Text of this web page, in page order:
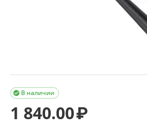
В наличии

1 840.00₽